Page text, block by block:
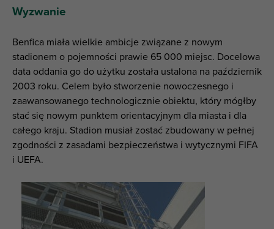
Wyzwanie
Benfica miała wielkie ambicje związane z nowym
stadionem o pojemności prawie 65 000 miejsc. Docelowa
data oddania go do użytku została ustalona na październik
2003 roku. Celem było stworzenie nowoczesnego i
zaawansowanego technologicznie obiektu, który mógłby
stać się nowym punktem orientacyjnym dla miasta i dla
całego kraju. Stadion musiał zostać zbudowany w pełnej
zgodności z zasadami bezpieczeństwa i wytycznymi FIFA
i UEFA.